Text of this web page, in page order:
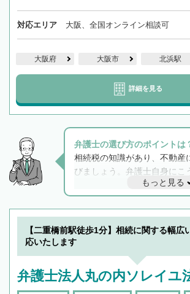
対応エリア 大阪、全国オンライン相談可
大阪府 大阪市 北浜駅
詳細を見る
弁護士の選び方のポイントは
相続税の知識があり、不動産
びましょう。弁護士自身にこ
と他士業との連携もスムーズ
解決のみならず相続をトータ
できます。また、相続は感情
でフィーリングも重要です。
で複数の弁護士と会話をして
もっと見る
【二重橋前駅徒歩1分】相続に関する幅広
応いたします
弁護士法人丸の内ソレイユ